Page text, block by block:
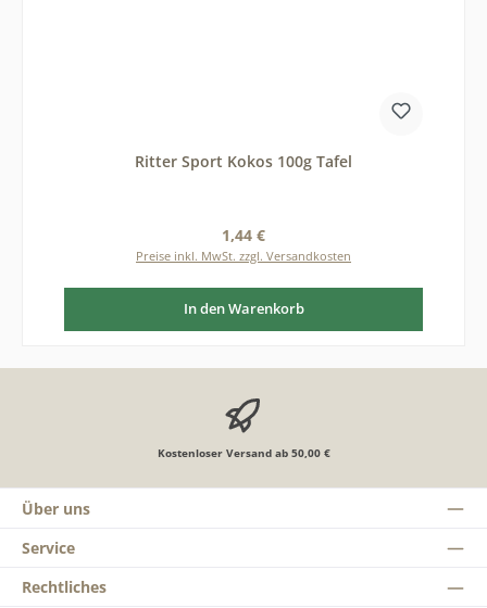
Ritter Sport Kokos 100g Tafel
Regulärer Preis:
1,44 €
Preise inkl. MwSt. zzgl. Versandkosten
In den Warenkorb
Kostenloser Versand ab 50,00 €
Über uns
Service
Rechtliches